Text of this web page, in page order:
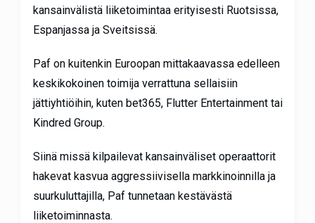
kansainvälistä liiketoimintaa erityisesti Ruotsissa,
Espanjassa ja Sveitsissä.
Paf on kuitenkin Euroopan mittakaavassa edelleen
keskikokoinen toimija verrattuna sellaisiin
jättiyhtiöihin, kuten bet365, Flutter Entertainment tai
Kindred Group.
Siinä missä kilpailevat kansainväliset operaattorit
hakevat kasvua aggressiivisella markkinoinnilla ja
suurkuluttajilla, Paf tunnetaan kestävästä
liiketoiminnasta.